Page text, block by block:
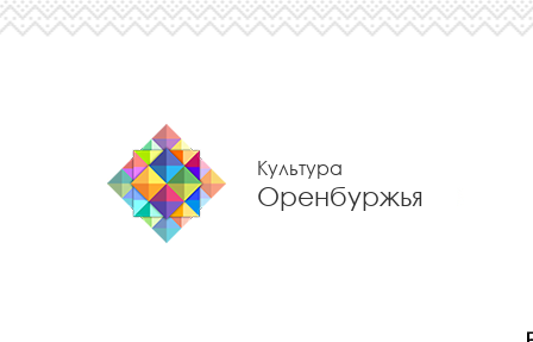
Культура
Оренбуржья